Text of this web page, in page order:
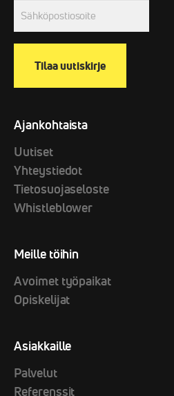
Ajankohtaista
Uutiset
Yhteystiedot
Tietosuojaseloste
Whistleblower
Meille töihin
Avoimet työpaikat
Opiskelijat
Asiakkaille
Palvelut
Referenssit